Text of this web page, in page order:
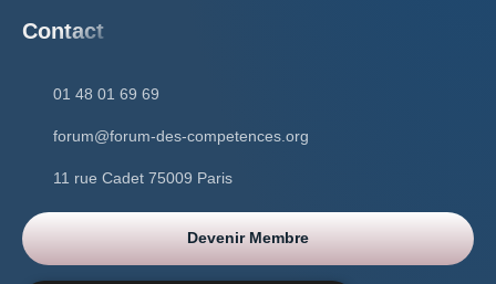
Contact
01 48 01 69 69
forum@forum-des-competences.org
11 rue Cadet 75009 Paris
Devenir Membre